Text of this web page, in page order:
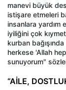
manevi büyük
istişare etmeleri
insanlara yardım
iyiliğini çok
kurban
herkese 'Allah
sunuyorum"
“AİLE,